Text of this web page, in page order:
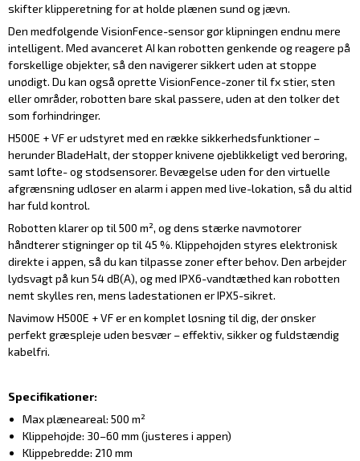
skifter klipperetning for at holde plænen sund og jævn.
Den medfølgende VisionFence-sensor gør klipningen endnu mere
intelligent. Med avanceret AI kan robotten genkende og reagere på
forskellige objekter, så den navigerer sikkert uden at stoppe
unødigt. Du kan også oprette VisionFence-zoner til fx stier, sten
eller områder, robotten bare skal passere, uden at den tolker det
som forhindringer.
H500E + VF er udstyret med en række sikkerhedsfunktioner –
herunder BladeHalt, der stopper knivene øjeblikkeligt ved berøring,
samt løfte- og stødsensorer. Bevægelse uden for den virtuelle
afgrænsning udløser en alarm i appen med live-lokation, så du altid
har fuld kontrol.
Robotten klarer op til 500 m², og dens stærke navmotorer
håndterer stigninger op til 45 %. Klippehøjden styres elektronisk
direkte i appen, så du kan tilpasse zoner efter behov. Den arbejder
lydsvagt på kun 54 dB(A), og med IPX6-vandtæthed kan robotten
nemt skylles ren, mens ladestationen er IPX5-sikret.
Navimow H500E + VF er en komplet løsning til dig, der ønsker
perfekt græspleje uden besvær – effektiv, sikker og fuldstændig
kabelfri.
Specifikationer:
Max plæneareal: 500 m²
Klippehøjde: 30–60 mm (justeres i appen)
Klippebredde: 210 mm